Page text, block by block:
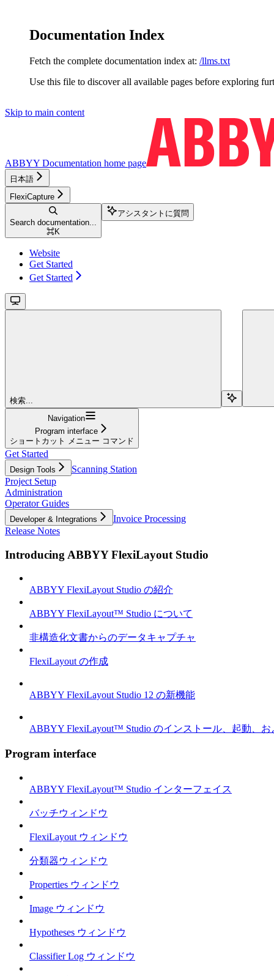
Documentation Index
Fetch the complete documentation index at: /llms.txt
Use this file to discover all available pages before exploring
Skip to main content
ABBYY Documentation home page
日本語
FlexiCapture
Search documentation...
⌘K
アシスタントに質問
Website
Get Started
Get Started
検索...
Navigation
Program interface
ショートカット メニュー コマンド
Get Started
Design Tools
Scanning Station
Project Setup
Administration
Operator Guides
Developer & Integrations
Invoice Processing
Release Notes
Introducing ABBYY FlexiLayout Studio
ABBYY FlexiLayout Studio の紹介
ABBYY FlexiLayout™ Studio について
非構造化文書からのデータキャプチャ
FlexiLayout の作成
ABBYY FlexiLayout Studio 12 の新機能
ABBYY FlexiLayout™ Studio のインストール、起動、お
Program interface
ABBYY FlexiLayout™ Studio インターフェイス
バッチウィンドウ
FlexiLayout ウィンドウ
分類器ウィンドウ
Properties ウィンドウ
Image ウィンドウ
Hypotheses ウィンドウ
Classifier Log ウィンドウ